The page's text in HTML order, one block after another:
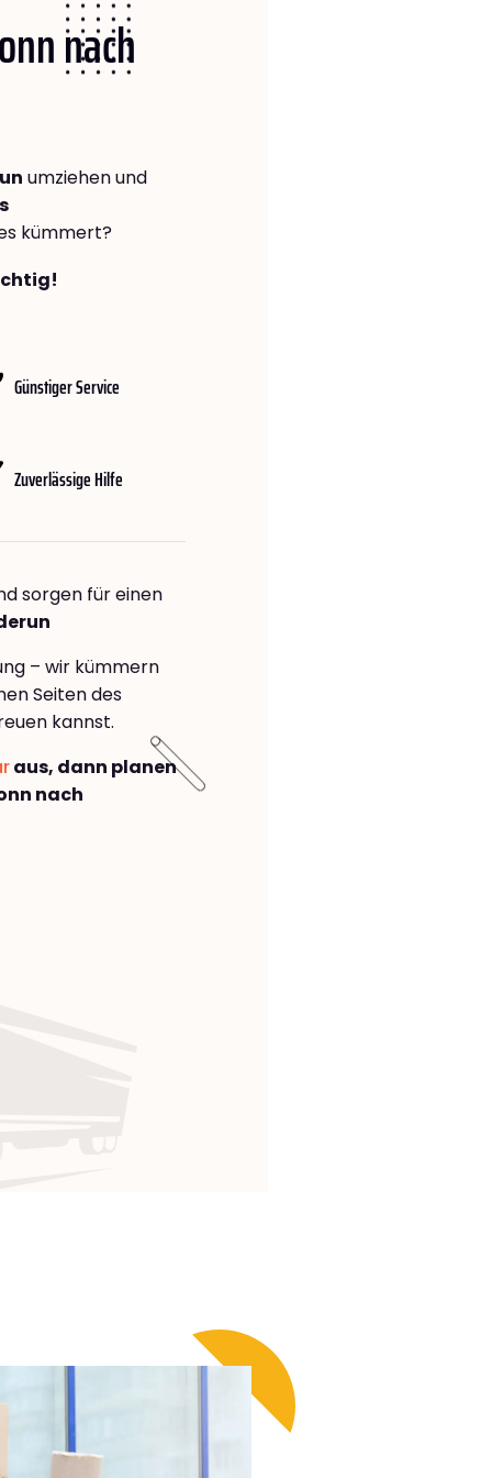
nach
umziehen und
kümmert?
Günstiger Service
Zuverlässige Hilfe
sorgen für einen
– wir kümmern
Seiten des
kannst.
aus, dann planen
nach